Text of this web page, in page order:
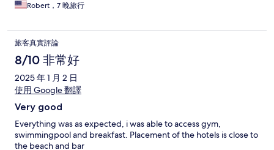
Robert，7 晚旅行
旅客真實評論
8/10 非常好
2025 年 1 月 2 日
使用 Google 翻譯
Very good
Everything was as expected, i was able to access gym,
swimmingpool and breakfast. Placement of the hotels is close to
the beach and bar